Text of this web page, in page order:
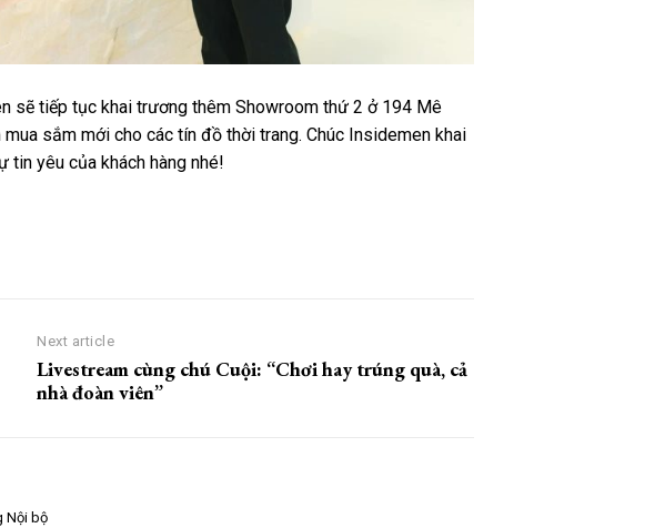
sẽ tiếp tục khai trương thêm Showroom thứ 2 ở 194 Mê
mua sắm mới cho các tín đồ thời trang. Chúc Insidemen khai
tin yêu của khách hàng nhé!
Next article
Livestream cùng chú Cuội: “Chơi hay trúng quà, cả
nhà đoàn viên”
Nội bộ